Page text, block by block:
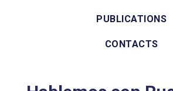
PUBLICATIONS
CONTACTS